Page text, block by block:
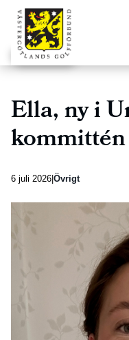
Ella, ny i
kommittén
6 juli 2026 Övrigt